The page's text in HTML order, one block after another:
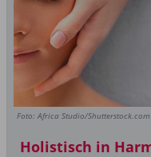
Foto: Africa Studio/Shutterstock.com
Holistisch in